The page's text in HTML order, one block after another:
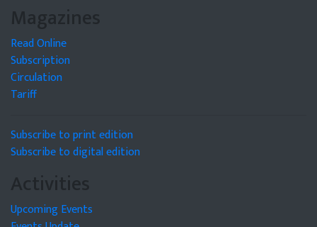
Magazines
Read Online
Subscription
Circulation
Tariff
Subscribe to print edition
Subscribe to digital edition
Activities
Upcoming Events